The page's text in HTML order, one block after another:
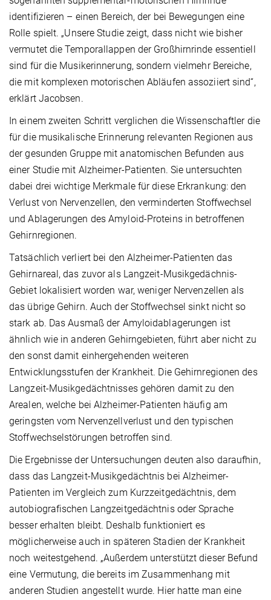
identifizieren – einen Bereich, der bei Bewegungen eine
Rolle spielt. „Unsere Studie zeigt, dass nicht wie bisher
vermutet die Temporallappen der Großhirnrinde essentiell
sind für die Musikerinnerung, sondern vielmehr Bereiche,
die mit komplexen motorischen Abläufen assoziiert sind“,
erklärt Jacobsen.
In einem zweiten Schritt verglichen die Wissenschaftler die
für die musikalische Erinnerung relevanten Regionen aus
der gesunden Gruppe mit anatomischen Befunden aus
einer Studie mit Alzheimer-Patienten. Sie untersuchten
dabei drei wichtige Merkmale für diese Erkrankung: den
Verlust von Nervenzellen, den verminderten Stoffwechsel
und Ablagerungen des Amyloid-Proteins in betroffenen
Gehirnregionen.
Tatsächlich verliert bei den Alzheimer-Patienten das
Gehirnareal, das zuvor als Langzeit-Musikgedächnis-
Gebiet lokalisiert worden war, weniger Nervenzellen als
das übrige Gehirn. Auch der Stoffwechsel sinkt nicht so
stark ab. Das Ausmaß der Amyloidablagerungen ist
ähnlich wie in anderen Gehirngebieten, führt aber nicht zu
den sonst damit einhergehenden weiteren
Entwicklungsstufen der Krankheit. Die Gehirnregionen des
Langzeit-Musikgedächtnisses gehören damit zu den
Arealen, welche bei Alzheimer-Patienten häufig am
geringsten vom Nervenzellverlust und den typischen
Stoffwechselstörungen betroffen sind.
Die Ergebnisse der Untersuchungen deuten also daraufhin,
dass das Langzeit-Musikgedächtnis bei Alzheimer-
Patienten im Vergleich zum Kurzzeitgedächtnis, dem
autobiografischen Langzeitgedächtnis oder Sprache
besser erhalten bleibt. Deshalb funktioniert es
möglicherweise auch in späteren Stadien der Krankheit
noch weitestgehend. „Außerdem unterstützt dieser Befund
eine Vermutung, die bereits im Zusammenhang mit
anderen Studien angestellt wurde. Hier hatte man eine